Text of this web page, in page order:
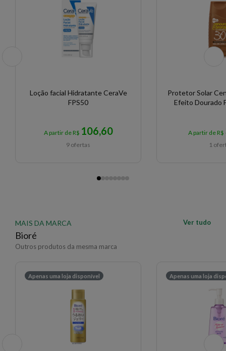
uniforme antes de se expor ao sol. 2. Reaplicar sempre
que necessário. Para remover, lavar bem com
EAN: 4901301363183 - 6997
Loção facial Hidratante CeraVe
FPS50
A partir de R$ 106,60
9 ofertas
Protetor Solar
Efeito Dourado
A partir de R$
1
MAIS DA MARCA
Bioré
Outros produtos da mesma marca
Ver tudo
Apenas uma loja disponível Apenas uma loja